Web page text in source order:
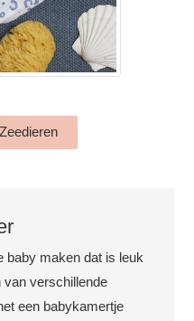
baby maken dat is leuk
van verschillende
een babykamertje